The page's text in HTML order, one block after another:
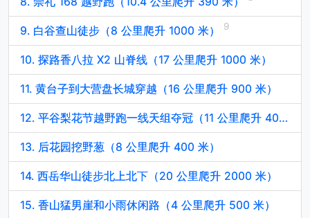
9. 白谷查山徒步（8 公里爬升 1000 米）
10. 探路香八拉 X2 山脊线（17 公里爬升 1000 米）
11. 黄台子到大营盘长城穿越（16 公里爬升 900 米）
12. 平谷梨花节越野跑一线天组夺冠（11 公里爬升 400 米）
13. 后花园挖野葱（8 公里爬升 400 米）
14. 西岳华山徒步北上北下（20 公里爬升 2000 米）
15. 香山猛男崖和小雨休闲路（4 公里爬升 500 米）